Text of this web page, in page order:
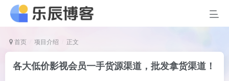
首页 项目介绍 正文
各大低价影视会员一手货源渠道，批发拿货渠道！